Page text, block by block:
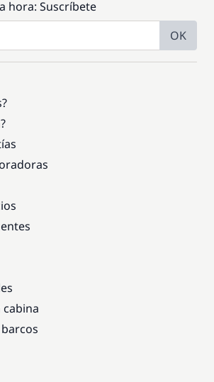
hora: Suscríbete
OK
cabina